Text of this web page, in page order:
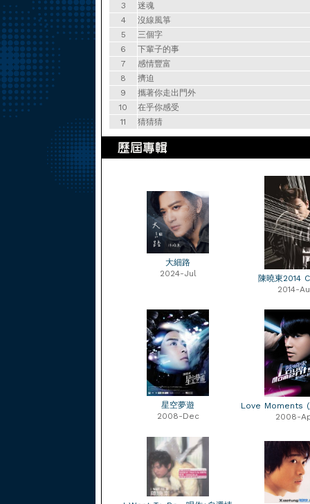
3
迷魂
4
沒線風箏
5
三個字
6
下輩子的事
7
感情豐富
8
擠迫
9
攜著你走出門外
10
在乎你感受
11
猜猜猜
大細路
2024-Jul
陳曉東2014
2014-
星空夢遊
2008-Dec
Love Moments (
2008-